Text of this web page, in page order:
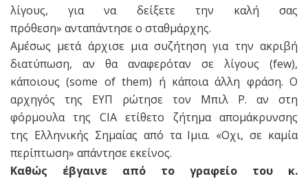
λίγους, για να δείξετε την καλή σας
πρόθεση» ανταπάντησε ο σταθμάρχης.
Αμέσως μετά άρχισε μια συζήτηση για την ακριβή
διατύπωση, αν θα αναφερόταν σε λίγους (few),
κάποιους (some of them) ή κάποια άλλη φράση. Ο
αρχηγός της ΕΥΠ ρώτησε τον Μπιλ P. αν στη
φόρμουλα της CIA ετίθετο ζήτημα απομάκρυνσης
της Ελληνικής Σημαίας από τα Ιμια. «Οχι, σε καμία
περίπτωση» απάντησε εκείνος.
Καθώς έβγαινε από το γραφείο του κ.